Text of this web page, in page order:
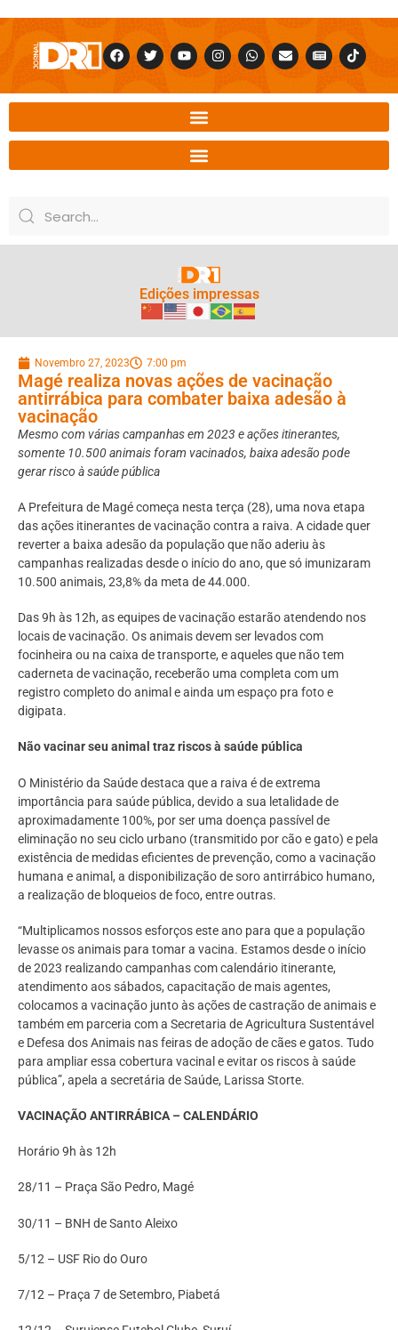
Edições impressas
Novembro 27, 2023 7:00 pm
Magé realiza novas ações de vacinação
antirrábica para combater baixa adesão à
vacinação
Mesmo com várias campanhas em 2023 e ações itinerantes,
somente 10.500 animais foram vacinados, baixa adesão pode
gerar risco à saúde pública
A Prefeitura de Magé começa nesta terça (28), uma nova etapa
das ações itinerantes de vacinação contra a raiva. A cidade quer
reverter a baixa adesão da população que não aderiu às
campanhas realizadas desde o início do ano, que só imunizaram
10.500 animais, 23,8% da meta de 44.000.
Das 9h às 12h, as equipes de vacinação estarão atendendo nos
locais de vacinação. Os animais devem ser levados com
focinheira ou na caixa de transporte, e aqueles que não tem
caderneta de vacinação, receberão uma completa com um
registro completo do animal e ainda um espaço pra foto e
digipata.
Não vacinar seu animal traz riscos à saúde pública
O Ministério da Saúde destaca que a raiva é de extrema
importância para saúde pública, devido a sua letalidade de
aproximadamente 100%, por ser uma doença passível de
eliminação no seu ciclo urbano (transmitido por cão e gato) e pela
existência de medidas eficientes de prevenção, como a vacinação
humana e animal, a disponibilização de soro antirrábico humano,
a realização de bloqueios de foco, entre outras.
“Multiplicamos nossos esforços este ano para que a população
levasse os animais para tomar a vacina. Estamos desde o início
de 2023 realizando campanhas com calendário itinerante,
atendimento aos sábados, capacitação de mais agentes,
colocamos a vacinação junto às ações de castração de animais e
também em parceria com a Secretaria de Agricultura Sustentável
e Defesa dos Animais nas feiras de adoção de cães e gatos. Tudo
para ampliar essa cobertura vacinal e evitar os riscos à saúde
pública”, apela a secretária de Saúde, Larissa Storte.
VACINAÇÃO ANTIRRÁBICA – CALENDÁRIO
Horário 9h às 12h
28/11 – Praça São Pedro, Magé
30/11 – BNH de Santo Aleixo
5/12 – USF Rio do Ouro
7/12 – Praça 7 de Setembro, Piabetá